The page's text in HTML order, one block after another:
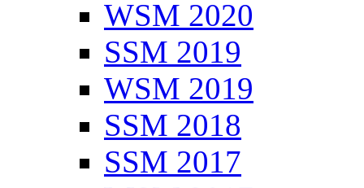
WSM 2020
SSM 2019
WSM 2019
SSM 2018
SSM 2017